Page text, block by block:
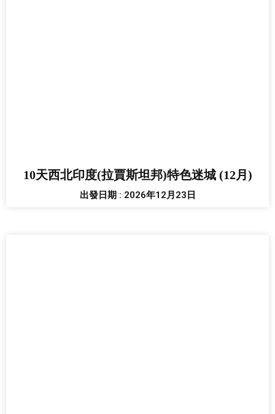
10天西北印度(拉賈斯坦邦)特色迷城 (12月)
出發日期 : 2026年12月23日